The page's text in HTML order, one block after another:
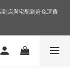
店與宅配到府免運費